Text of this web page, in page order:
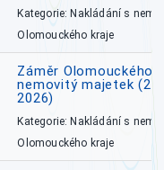
Kategorie: Nakládání s
Olomouckého kraje
Záměr Olomouckého
nemovitý majetek
2026)
Kategorie: Nakládání s
Olomouckého kraje